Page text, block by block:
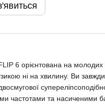
6 орієнтована на молодих
ні на хвилину. Ви
частотами та насиченими